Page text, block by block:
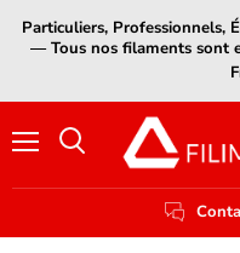
Particuliers, Professionnels,
— Tous nos filaments sont